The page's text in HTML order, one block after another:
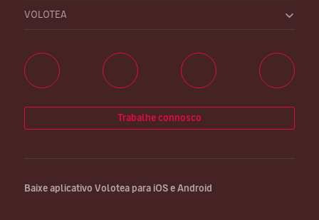
VOLOTEA
Trabalhe connosco
Baixe aplicativo Volotea para iOS e Android